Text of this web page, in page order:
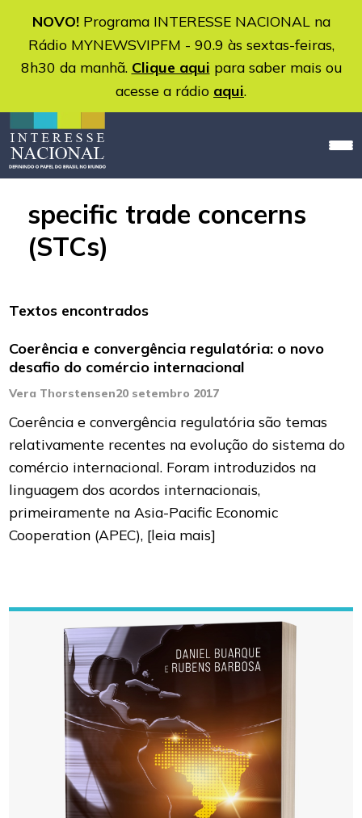
NOVO!Programa INTERESSE NACIONAL na
Rádio MYNEWSVIPFM - 90.9 às sextas-feiras,
8h30 da manhã. Clique aqui para saber mais ou
acesse a rádio aqui.
specific trade concerns
(STCs)
Textos encontrados
Coerência e convergência regulatória: o novo
desafio do comércio internacional
Vera Thorstensen20 setembro 2017
Coerência e convergência regulatória são temas
relativamente recentes na evolução do sistema do
comércio internacional. Foram introduzidos na
linguagem dos acordos internacionais,
primeiramente na Asia-Pacific Economic
Cooperation (APEC), [leia mais]